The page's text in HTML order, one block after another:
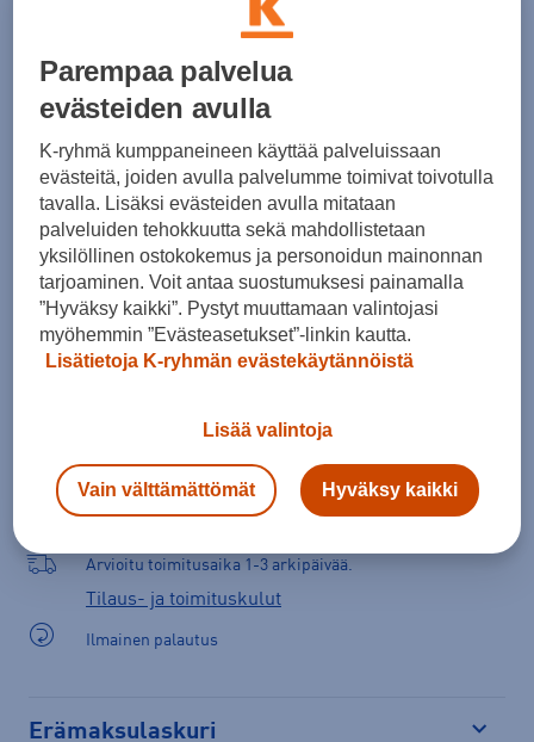
Koko
13 14
Lisää ostoskoriin
Tarkista saatavuus ja tilaa myymälästä
Valitse koko nähdäksesi myymäläsaatavuuden.
Arvioitu toimitusaika 1-3 arkipäivää.
Tilaus- ja toimituskulut
Ilmainen palautus
Erämaksulaskuri
Parempaa palvelua
evästeiden avulla
K-ryhmä kumppaneineen käyttää palveluissaan
evästeitä, joiden avulla palvelumme toimivat toivotulla
tavalla. Lisäksi evästeiden avulla mitataan
palveluiden tehokkuutta sekä mahdollistetaan
yksilöllinen ostokokemus ja personoidun mainonnan
tarjoaminen. Voit antaa suostumuksesi painamalla
”Hyväksy kaikki”. Pystyt muuttamaan valintojasi
myöhemmin ”Evästeasetukset”-linkin kautta.
Lisätietoja K-ryhmän evästekäytännöistä
Lisää valintoja
Vain välttämättömät Hyväksy kaikki